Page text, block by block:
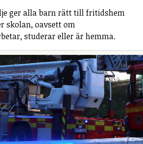
ger alla barn rätt till fritidshem
skolan, oavsett om
studerar eller är hemma.